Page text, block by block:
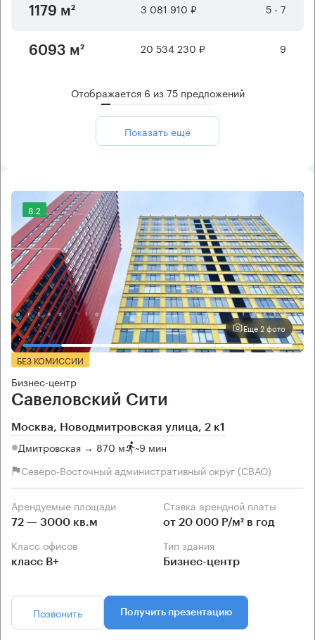
1179 м² 3 081 910 ₽ 5 - 7
6093 м² 20 534 230 ₽ 9
Отображается 6 из75предложений
Показать ещё
8.2
Еще 2 фото
БЕЗ КОМИССИИ
Бизнес-центр
Савеловский Сити
Москва, Новодмитровская улица, 2 к1
Дмитровская → 870 м ~9 мин
Северо-Восточный административный округ (СВАО)
Арендуемые площади
72 — 3000 кв.м
Ставка арендной платы
от 20 000 Р/м² в год
Класс офисов
класс B+
Тип здания
Бизнес-центр
Позвонить Получить презентацию